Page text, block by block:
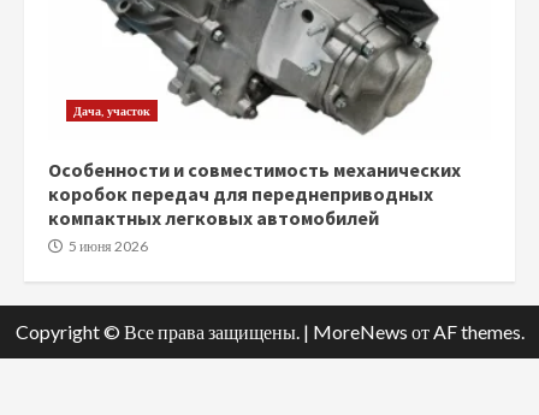
Дача, участок
Особенности и совместимость механических
коробок передач для переднеприводных
компактных легковых автомобилей
5 июня 2026
Copyright © Все права защищены. | MoreNews от AF themes.